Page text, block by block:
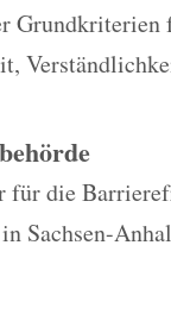
die
Sachsen-